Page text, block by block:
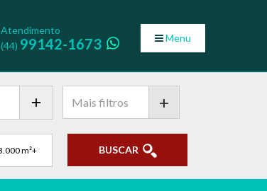
Menu
Atendimento
(44) 99142-1673
+
BUSCAR